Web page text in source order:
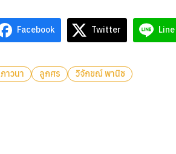
Facebook Twitter Line
ภาวนา ลูกศร วิจักขณ์ พานิช